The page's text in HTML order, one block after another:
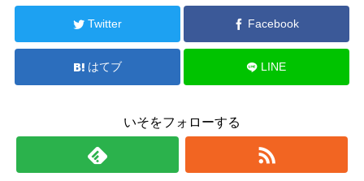
Twitter Facebook
はてブ LINE
いそをフォローする